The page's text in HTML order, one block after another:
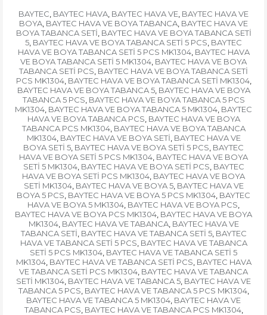
BAYTEC BAYTEC HAVA BAYTEC HAVA VE BAYTEC HAVA VE
BOYA BAYTEC HAVA VE BOYA TABANCA BAYTEC HAVA VE
BOYA TABANCA SETİ BAYTEC HAVA VE BOYA TABANCA SETİ
5 BAYTEC HAVA VE BOYA TABANCA SETİ 5 PCS BAYTEC
HAVA VE BOYA TABANCA SETİ 5 PCS MK1304, BAYTEC HAVA
VE BOYA TABANCA SETİ 5 MK1304 BAYTEC HAVA VE BOYA
TABANCA SETİ PCS BAYTEC HAVA VE BOYA TABANCA SETİ
PCS MK1304, BAYTEC HAVA VE BOYA TABANCA SETİ MK1304,
BAYTEC HAVA VE BOYA TABANCA 5, BAYTEC HAVA VE BOYA
TABANCA 5 PCS BAYTEC HAVA VE BOYA TABANCA 5 PCS
MK1304 BAYTEC HAVA VE BOYA TABANCA 5 MK1304 BAYTEC
HAVA VE BOYA TABANCA PCS BAYTEC HAVA VE BOYA
TABANCA PCS MK1304, BAYTEC HAVA VE BOYA TABANCA
MK1304, BAYTEC HAVA VE BOYA SETİ BAYTEC HAVA VE
BOYA SETİ 5 BAYTEC HAVA VE BOYA SETİ 5 PCS BAYTEC
HAVA VE BOYA SETİ 5 PCS MK1304 BAYTEC HAVA VE BOYA
SETİ 5 MK1304, BAYTEC HAVA VE BOYA SETİ PCS BAYTEC
HAVA VE BOYA SETİ PCS MK1304 BAYTEC HAVA VE BOYA
SETİ MK1304, BAYTEC HAVA VE BOYA 5, BAYTEC HAVA VE
BOYA 5 PCS BAYTEC HAVA VE BOYA 5 PCS MK1304 BAYTEC
HAVA VE BOYA 5 MK1304 BAYTEC HAVA VE BOYA PCS
BAYTEC HAVA VE BOYA PCS MK1304 BAYTEC HAVA VE BOYA
MK1304, BAYTEC HAVA VE TABANCA, BAYTEC HAVA VE
TABANCA SETİ BAYTEC HAVA VE TABANCA SETİ 5, BAYTEC
HAVA VE TABANCA SETİ 5 PCS BAYTEC HAVA VE TABANCA
SETİ 5 PCS MK1304 BAYTEC HAVA VE TABANCA SETİ 5
MK1304, BAYTEC HAVA VE TABANCA SETİ PCS BAYTEC HAVA
VE TABANCA SETİ PCS MK1304 BAYTEC HAVA VE TABANCA
SETİ MK1304 BAYTEC HAVA VE TABANCA 5 BAYTEC HAVA VE
TABANCA 5 PCS BAYTEC HAVA VE TABANCA 5 PCS MK1304,
BAYTEC HAVA VE TABANCA 5 MK1304 BAYTEC HAVA VE
TABANCA PCS BAYTEC HAVA VE TABANCA PCS MK1304,